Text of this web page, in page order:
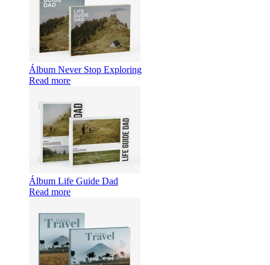
Álbum Never Stop Exploring
Read more
Álbum Life Guide Dad
Read more